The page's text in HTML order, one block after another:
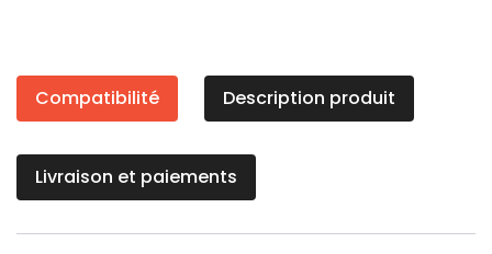
Compatibilité Description produit
Livraison et paiements